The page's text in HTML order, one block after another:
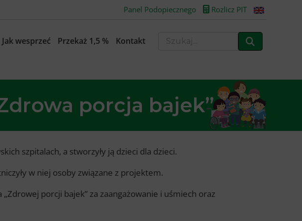
Panel Podopiecznego Rozlicz PIT
Jak wesprzeć Przekaż 1,5 % Kontakt
porcja bajek”
szpitalach, a stworzyły ją dzieci dla dzieci.
w niej osoby związane z projektem.
porcji bajek” za zaangażowanie i uśmiech oraz